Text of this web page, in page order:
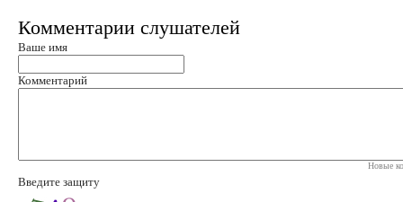
Комментарии слушателей
Ваше имя
Комментарий
Новые
Введите защиту